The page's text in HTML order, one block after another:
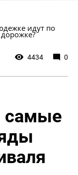
идут по
4434 0
самые